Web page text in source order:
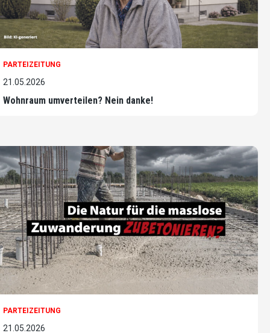
PARTEIZEITUNG
21.05.2026
Wohnraum umverteilen? Nein danke!
PARTEIZEITUNG
21.05.2026